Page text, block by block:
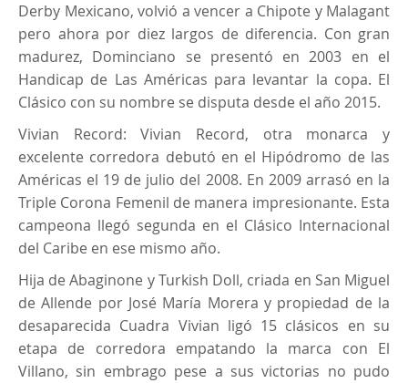
Derby Mexicano, volvió a vencer a Chipote y Malagant
pero ahora por diez largos de diferencia. Con gran
madurez, Dominciano se presentó en 2003 en el
Handicap de Las Américas para levantar la copa. El
Clásico con su nombre se disputa desde el año 2015.
Vivian Record: Vivian Record, otra monarca y
excelente corredora debutó en el Hipódromo de las
Américas el 19 de julio del 2008. En 2009 arrasó en la
Triple Corona Femenil de manera impresionante. Esta
campeona llegó segunda en el Clásico Internacional
del Caribe en ese mismo año.
Hija de Abaginone y Turkish Doll, criada en San Miguel
de Allende por José María Morera y propiedad de la
desaparecida Cuadra Vivian ligó 15 clásicos en su
etapa de corredora empatando la marca con El
Villano, sin embrago pese a sus victorias no pudo